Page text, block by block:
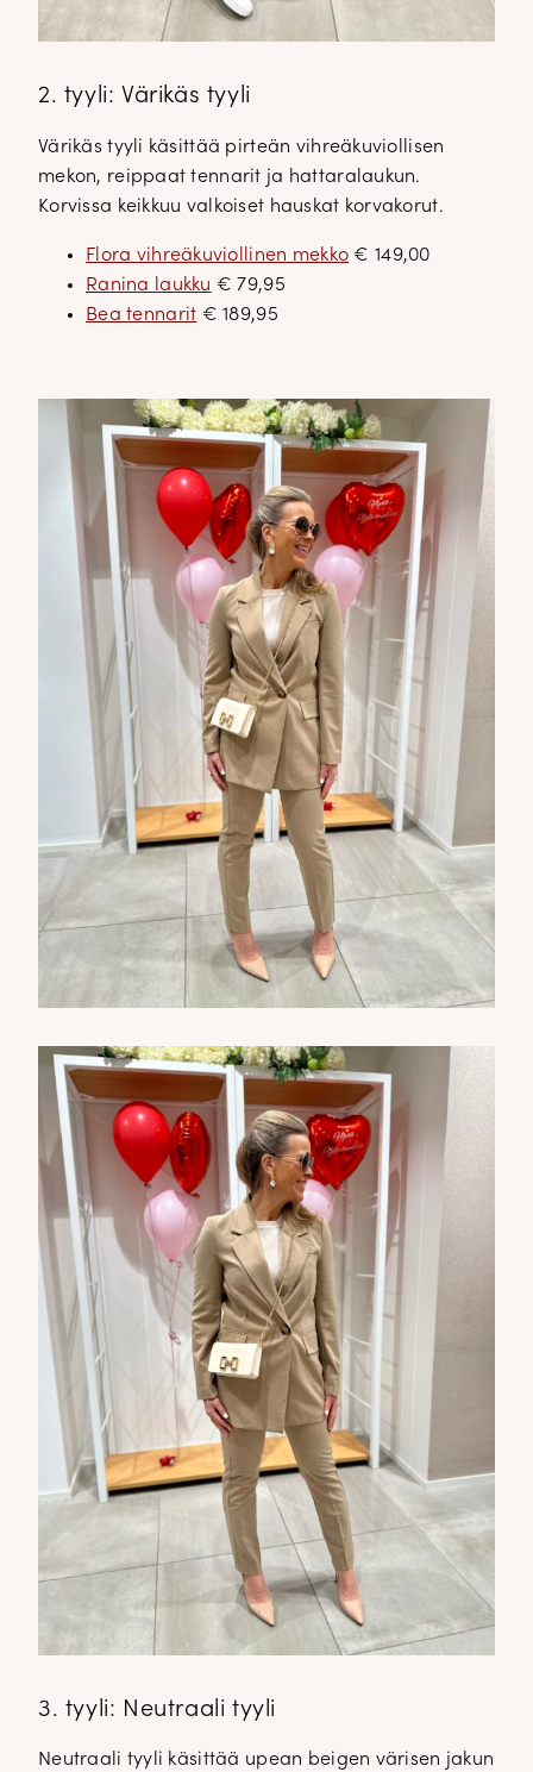
2. tyyli: Värikäs tyyli
Värikäs tyyli käsittää pirteän vihreäkuviollisen
mekon, reippaat tennarit ja hattaralaukun.
Korvissa keikkuu valkoiset hauskat korvakorut.
Flora vihreäkuviollinen mekko € 149,00
Ranina laukku € 79,95
Bea tennarit € 189,95
3. tyyli: Neutraali tyyli
Neutraali tyyli käsittää upean beigen värisen jakun